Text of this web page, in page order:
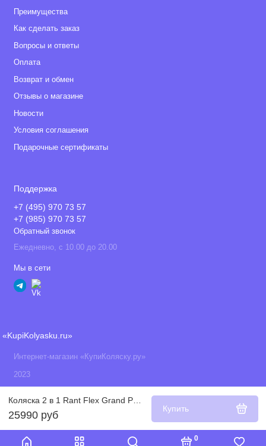
0
Коляска 2 в 1 Rant Flex Grand PU 2022, Koala Grey (Серый)
25990 руб
Купить
Преимущества
Как сделать заказ
Вопросы и ответы
Оплата
Возврат и обмен
Отзывы о магазине
Новости
Условия соглашения
Подарочные сертификаты
Поддержка
+7 (495) 970 73 57
+7 (985) 970 73 57
Обратный звонок
Ежедневно, с 10.00 до 20.00
Мы в сети
«KupiKolyasku.ru»
Интернет-магазин «КупиКоляску.ру»
2023